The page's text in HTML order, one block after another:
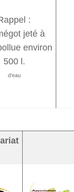
:
jeté à
environ
500 l.
d’eau